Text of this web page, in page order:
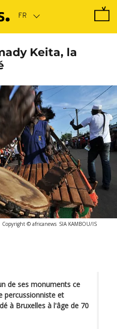
Keita, la
Copyright © africanews SIA KAMBOU/IS
de ses monuments ce
percussionniste et
à Bruxelles à l'âge de 70